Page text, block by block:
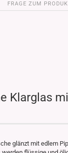
FRAGE ZUM
Klarglas
glänzt mit edlem